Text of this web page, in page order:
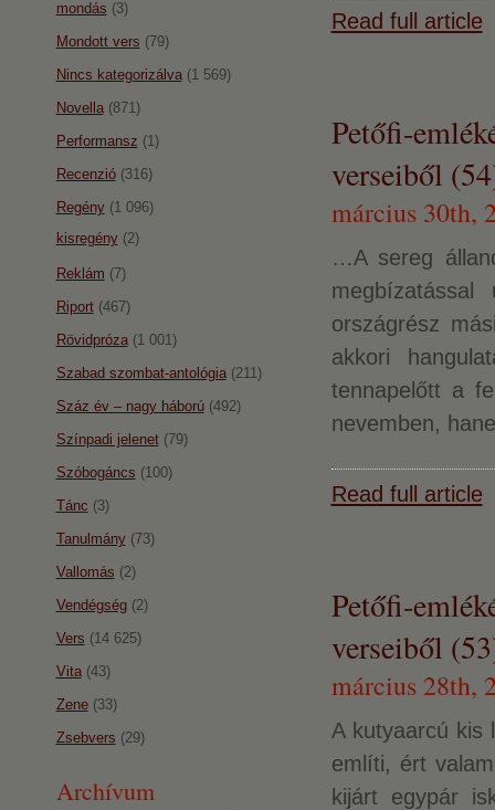
Read full article
Petőfi-
verseiből
március 30th,
…A sereg
országrész
akkori
tennapelőtt a
nevemben,
Read full article
Petőfi-
verseiből
március 28th,
A kutyaarcú kis
említi, ért
kijárt egypár
mondás (3)
Mondott vers (79)
Nincs kategorizálva(1 569)
Novella(871)
Performansz (1)
Recenzió(316)
Regény(1 096)
kisregény(2)
Reklám (7)
Riport(467)
Rövidpróza(1 001)
Szabad szombat-antológia(211)
Száz év – nagy háború(492)
Színpadi jelenet(79)
Szóbogáncs (100)
Tánc (3)
Tanulmány(73)
Vallomás (2)
Vendégség(2)
Vers (14 625)
Vita(43)
Zene(33)
Zsebvers (29)
Archívum